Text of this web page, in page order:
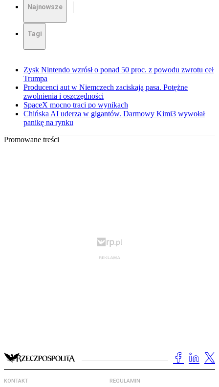
Najnowsze
Tagi
Zysk Nintendo wzrósł o ponad 50 proc. z powodu zwrotu ceł
Trumpa
Producenci aut w Niemczech zaciskają pasa. Potężne
zwolnienia i oszczędności
SpaceX mocno traci po wynikach
Chińska AI uderza w gigantów. Darmowy Kimi3 wywołał
panikę na rynku
Promowane treści
KONTAKT REGULAMIN